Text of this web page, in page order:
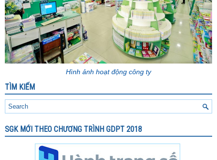
Hình ảnh hoạt động công ty
TÌM KIẾM
SGK MỚI THEO CHƯƠNG TRÌNH GDPT 2018